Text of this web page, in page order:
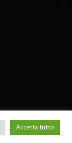
Accetta tutto